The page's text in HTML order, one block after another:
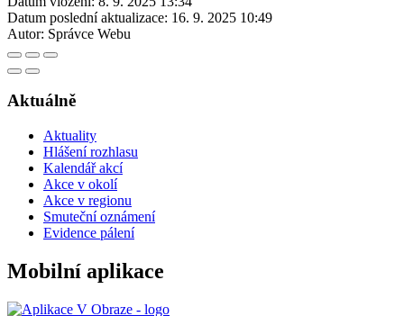
Datum poslední aktualizace: 16. 9. 2025 10:49
Autor: Správce Webu
Aktuálně
Aktuality
Hlášení rozhlasu
Kalendář akcí
Akce v okolí
Akce v regionu
Smuteční oznámení
Evidence pálení
Mobilní aplikace